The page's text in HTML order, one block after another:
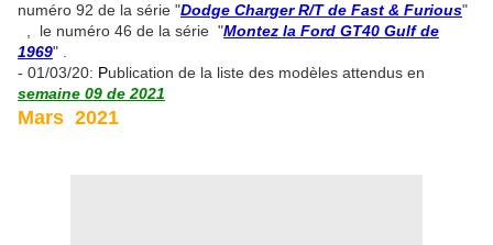
numéro 92 de la série "Dodge Charger R/T de Fast & Furious"
, le numéro 46 de la série "Montez la Ford GT40 Gulf de
1969" .
- 01/03/20: Publication de la liste des modèles attendus en
semaine 09 de 2021
Mars 2021